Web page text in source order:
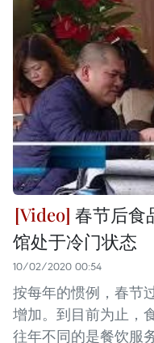
春节后食
馆处于冷门状态
10/02/2020 00:54
按每年的惯例，春节
增加。到目前为止，
往年不同的是餐饮服